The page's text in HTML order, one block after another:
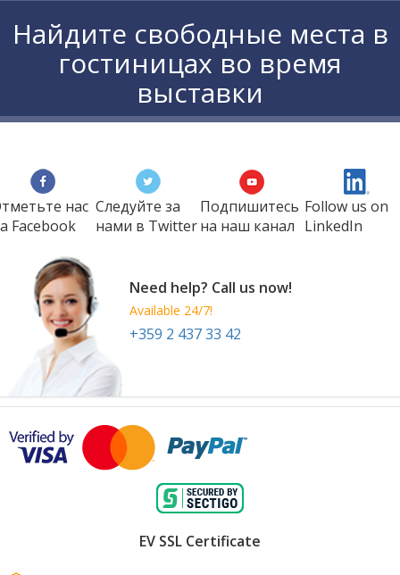
Найдите свободные места в
гостиницах во время
выставки
нас
Faсеbook
Следуйте за
нами в Twitter
Подпишитесь
на наш канал
Follow us on
LinkedIn
Need help? Call us now!
Available 24/7!
+359 2 437 33 42
EV SSL Certificate